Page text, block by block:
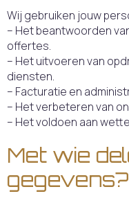
Wij gebruiken jouw
– Het beantwoorden
offertes.
– Het uitvoeren van
diensten.
– Facturatie en
– Het verbeteren van
– Het voldoen aan
Met wie
gegevens?